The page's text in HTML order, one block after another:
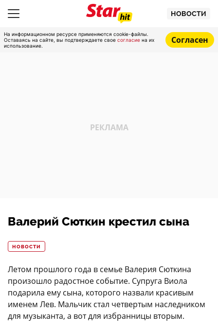
НОВОСТИ
На информационном ресурсе применяются cookie-файлы.
Оставаясь на сайте, вы подтверждаете свое согласие на их
использование.
Согласен
Валерий Сюткин крестил сына
НОВОСТИ
Летом прошлого года в семье Валерия Сюткина
произошло радостное событие. Супруга Виола
подарила ему сына, которого назвали красивым
именем Лев. Мальчик стал четвертым наследником
для музыканта, а вот для избранницы вторым.